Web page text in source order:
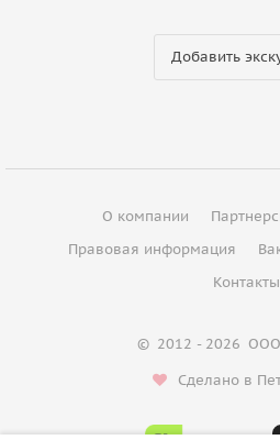
Добавить
О компании
Правовая информация
Контакты
© 2012 - 2026 ООО
Сделано в